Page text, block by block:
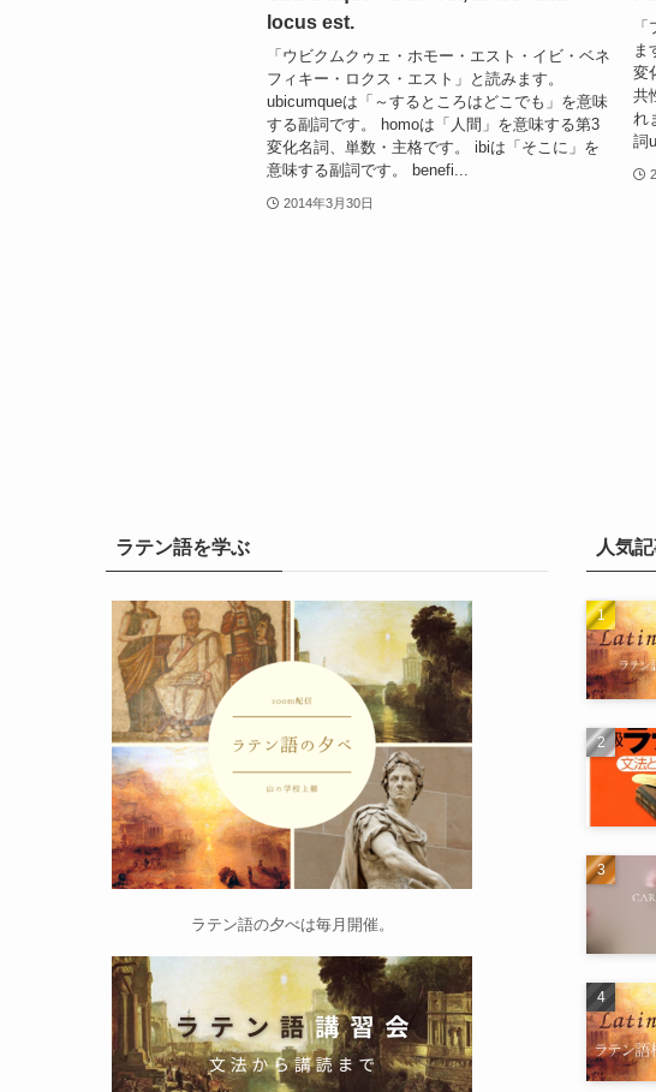
locus est.
「ウビクムクゥェ・ホモー・エスト・イビ・ベネ
フィキー・ロクス・エスト」と読みます。
ubicumqueは「～するところはどこでも」を意味
する副詞です。 homoは「人間」を意味する第3
変化名詞、単数・主格です。 ibiは「そこに」を
意味する副詞です。 benefi...
2014年3月30日
ま
変
共
れ
詞
ラテン語を学ぶ
ラテン語の夕べは毎月開催。
人気